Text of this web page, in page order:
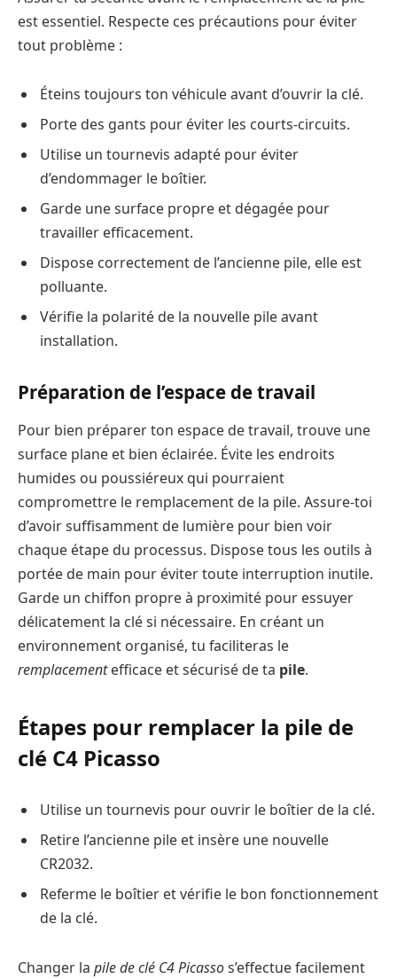
est essentiel. Respecte ces précautions pour éviter
tout problème :
Éteins toujours ton véhicule avant d’ouvrir la clé.
Porte des gants pour éviter les courts-circuits.
Utilise un tournevis adapté pour éviter
d’endommager le boîtier.
Garde une surface propre et dégagée pour
travailler efficacement.
Dispose correctement de l’ancienne pile, elle est
polluante.
Vérifie la polarité de la nouvelle pile avant
installation.
Préparation de l’espace de travail
Pour bien préparer ton espace de travail, trouve une
surface plane et bien éclairée. Évite les endroits
humides ou poussiéreux qui pourraient
compromettre le remplacement de la pile. Assure-toi
d’avoir suffisamment de lumière pour bien voir
chaque étape du processus. Dispose tous les outils à
portée de main pour éviter toute interruption inutile.
Garde un chiffon propre à proximité pour essuyer
délicatement la clé si nécessaire. En créant un
environnement organisé, tu faciliteras le
remplacementefficace et sécurisé de ta pile.
Étapes pour remplacer la pile de
clé C4 Picasso
Utilise un tournevis pour ouvrir le boîtier de la clé.
Retire l’ancienne pile et insère une nouvelle
CR2032.
Referme le boîtier et vérifie le bon fonctionnement
de la clé.
Changer la pile de clé C4 Picassos’effectue facilement